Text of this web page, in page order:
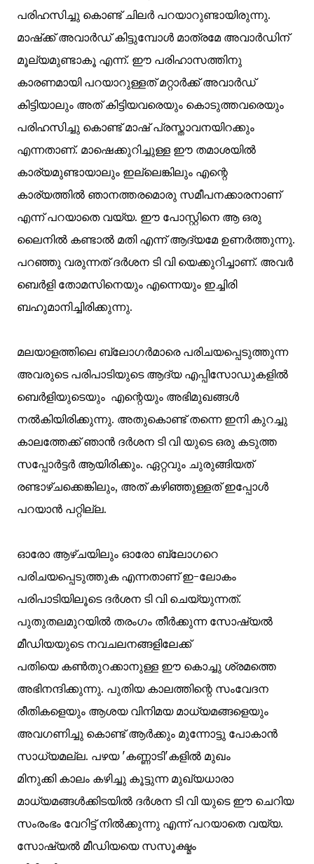
പരിഹസിച്ചു കൊണ്ട് ചിലര്‍ പറയാറുണ്ടായിരുന്നു.
മാഷ്‌ക്ക് അവാര്‍ഡ് കിട്ടുമ്പോള്‍ മാത്രമേ അവാര്‍ഡിന്
മൂല്യമുണ്ടാകൂ എന്ന്. ഈ പരിഹാസത്തിനു
കാരണമായി പറയാറുള്ളത് മറ്റാര്‍ക്ക് അവാര്‍ഡ്
കിട്ടിയാലും അത് കിട്ടിയവരെയും കൊടുത്തവരെയും
പരിഹസിച്ചു കൊണ്ട് മാഷ്‌ പ്രസ്താവനയിറക്കും
എന്നതാണ്. മാഷെക്കുറിച്ചുള്ള ഈ തമാശയില്‍
കാര്യമുണ്ടായാലും ഇല്ലെങ്കിലും എന്റെ
കാര്യത്തില്‍ ഞാനത്തരമൊരു സമീപനക്കാരനാണ്
എന്ന് പറയാതെ വയ്യ. ഈ പോസ്റ്റിനെ ആ ഒരു
ലൈനില്‍ കണ്ടാല്‍ മതി എന്ന് ആദ്യമേ ഉണര്‍ത്തുന്നു.
പറഞ്ഞു വരുന്നത് ദര്‍ശന ടി വി യെക്കുറിച്ചാണ്. അവര്‍
ബെര്‍ളി തോമസിനെയും എന്നെയും ഇച്ചിരി
ബഹുമാനിച്ചിരിക്കുന്നു.
മലയാളത്തിലെ ബ്ലോഗര്‍മാരെ പരിചയപ്പെടുത്തുന്ന
അവരുടെ പരിപാടിയുടെ ആദ്യ എപ്പിസോഡുകളില്‍
ബെര്‍ളിയുടെയും എന്റെയും അഭിമുഖങ്ങള്‍
നല്‍കിയിരിക്കുന്നു. അതുകൊണ്ട് തന്നെ ഇനി കുറച്ചു
കാലത്തേക്ക് ഞാന്‍ ദര്‍ശന ടി വി യുടെ ഒരു കടുത്ത
സപ്പോര്‍ട്ടര്‍ ആയിരിക്കും. ഏറ്റവും ചുരുങ്ങിയത്
രണ്ടാഴ്ചക്കെങ്കിലും, അത് കഴിഞ്ഞുള്ളത്‌ ഇപ്പോള്‍
പറയാന്‍ പറ്റില്ല.
ഓരോ ആഴ്ചയിലും ഓരോ ബ്ലോഗറെ
പരിചയപ്പെടുത്തുക എന്നതാണ് ഇ-ലോകം
പരിപാടിയിലൂടെ ദര്‍ശന ടി വി ചെയ്യുന്നത്.
പുതുതലമുറയില്‍ തരംഗം തീര്‍ക്കുന്ന സോഷ്യല്‍
മീഡിയയുടെ നവചലനങ്ങളിലേക്ക്
പതിയെ കണ്‍തുറക്കാനുള്ള ഈ കൊച്ചു ശ്രമത്തെ
അഭിനന്ദിക്കുന്നു. പുതിയ കാലത്തിന്റെ സംവേദന
രീതികളെയും ആശയ വിനിമയ മാധ്യമങ്ങളെയും
അവഗണിച്ചു കൊണ്ട് ആര്‍ക്കും മുന്നോട്ടു പോകാന്‍
സാധ്യമല്ല. പഴയ 'കണ്ണാടി'കളില്‍ മുഖം
മിനുക്കി കാലം കഴിച്ചു കൂട്ടുന്ന മുഖ്യധാരാ
മാധ്യമങ്ങള്‍ക്കിടയില്‍ ദര്‍ശന ടി വി യുടെ ഈ ചെറിയ
സംരംഭം വേറിട്ട്‌ നില്‍ക്കുന്നു എന്ന് പറയാതെ വയ്യ.
സോഷ്യല്‍ മീഡിയയെ സസൂക്ഷ്മം